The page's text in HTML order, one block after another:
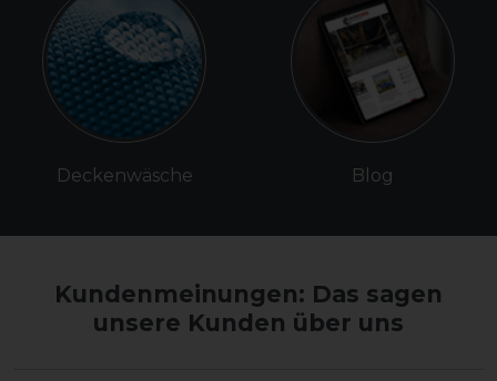
Deckenwäsche Blog
Kundenmeinungen: Das sagen
unsere Kunden über uns